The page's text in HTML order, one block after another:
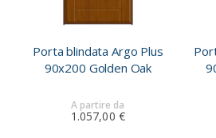
Porta blindata Argo Plus
90x200 Golden Oak
A partire da
1.057,00 €